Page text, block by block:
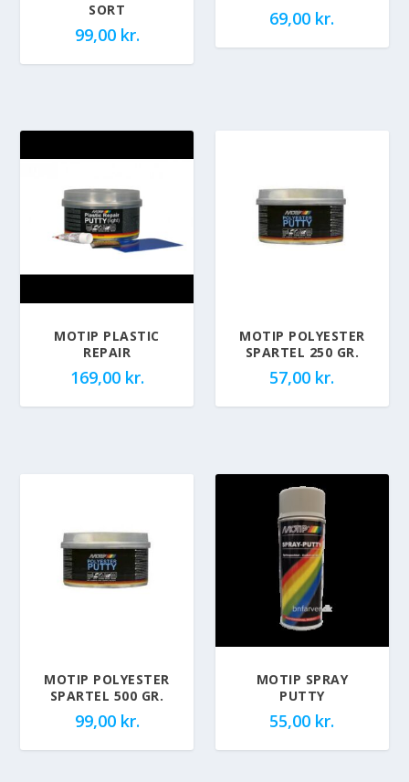
SORT
99,00 kr.
69,00 kr.
MOTIP PLASTIC
REPAIR
169,00 kr.
MOTIP POLYESTER
SPARTEL 250 GR.
57,00 kr.
MOTIP POLYESTER
SPARTEL 500 GR.
99,00 kr.
MOTIP SPRAY
PUTTY
55,00 kr.